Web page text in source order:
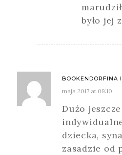
było jej
BOOKENDORFINA
maja 2017 at 09:10
Dużo
dziecka,
zasadzie od